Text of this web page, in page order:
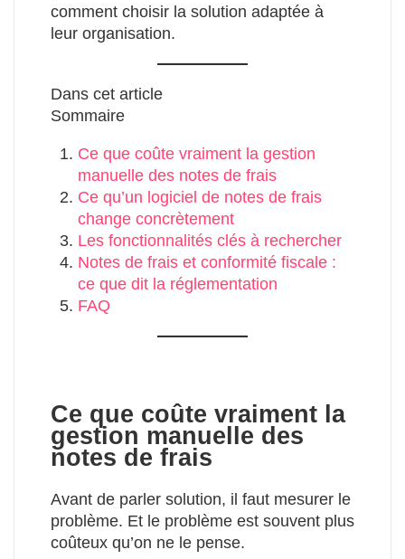
comment choisir la solution adaptée à
leur organisation.
Dans cet article
Sommaire
Ce que coûte vraiment la gestion
manuelle des notes de frais
Ce qu’un logiciel de notes de frais
change concrètement
Les fonctionnalités clés à rechercher
Notes de frais et conformité fiscale :
ce que dit la réglementation
FAQ
Ce que coûte vraiment la
gestion manuelle des
notes de frais
Avant de parler solution, il faut mesurer le
problème. Et le problème est souvent plus
coûteux qu’on ne le pense.